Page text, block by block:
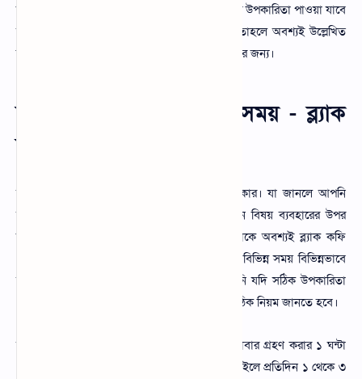
উচিত। এবং আলাদাভাবে দুধ খেতে হবে এতেই স্বাস্থ্য উপকারিতা পাওয়া যাবে
তাই আপনি যদি এই বিষয়গুলো না জেনে থাকেন তাহলে অবশ্যই উল্লেখিত
উপায় অবলম্বন করতে পারেন স্বাস্থ্য উপকারিতা পাওয়ার জন্য।
ব্ল্যাক কফি খাওয়ার সঠিক সময় - ব্ল্যাক
ব্ল্যাক কফি খাওয়ার সঠিক সময় অবশ্যই জানা দরকার। যা জানলে আপনি
ক্ষতির হাত থেকে রক্ষা পাবেন। সাধারণত যে কোন বিষয় ব্যবহারের উপর
নির্ভর করে তার সম্পূর্ণ ফলাফল। সেই জন্য আপনাকে অবশ্যই ব্ল্যাক কফি
খাওয়ার সঠিক সময় সম্পর্কে জানতে হবে। সচরাচর বিভিন্ন সময় বিভিন্নভাবে
মানুষ ব্ল্যাক কফি খাওয়ার অভ্যাস করে। তবে আপনি যদি সঠিক উপকারিতা
পেতে চান। সেক্ষেত্রে আপনাকে ব্লাক কফি খাওয়ার সঠিক নিয়ম জানতে হবে।
সাধারণত বিভিন্ন গবেষণায় দেখা গেছে যেকোনো খাবার গ্রহণ করার ১ ঘন্টা
পর ব্ল্যাক কফি খাওয়া স্বাস্থ্য উপকারি। তবে আপনি চাইলে প্রতিদিন ১ থেকে ৩